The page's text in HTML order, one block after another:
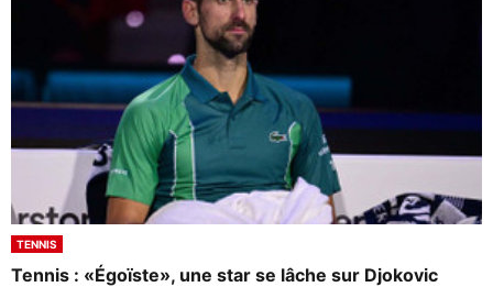
TENNIS
Tennis : «Égoïste», une star se lâche sur Djokovic